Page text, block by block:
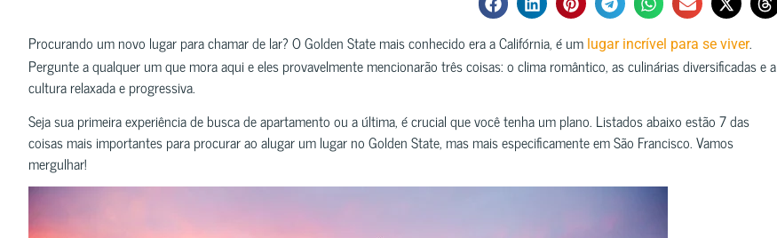
Procurando um novo lugar para chamar de lar? O Golden State mais conhecido era a Califórnia, é um lugar incrível para se viver.
Pergunte a qualquer um que mora aqui e eles provavelmente mencionarão três coisas: o clima romântico, as culinárias diversificadas e a
cultura relaxada e progressiva.
Seja sua primeira experiência de busca de apartamento ou a última, é crucial que você tenha um plano. Listados abaixo estão 7 das
coisas mais importantes para procurar ao alugar um lugar no Golden State, mas mais especificamente em São Francisco. Vamos
mergulhar!